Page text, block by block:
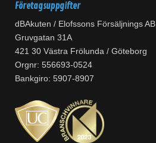
Företagsuppgifter
dBAkuten / Elofssons Försäljnings AB
Gruvgatan 31A
421 30 Västra Frölunda / Göteborg
Orgnr: 556693-0524
Bankgiro: 5907-8907